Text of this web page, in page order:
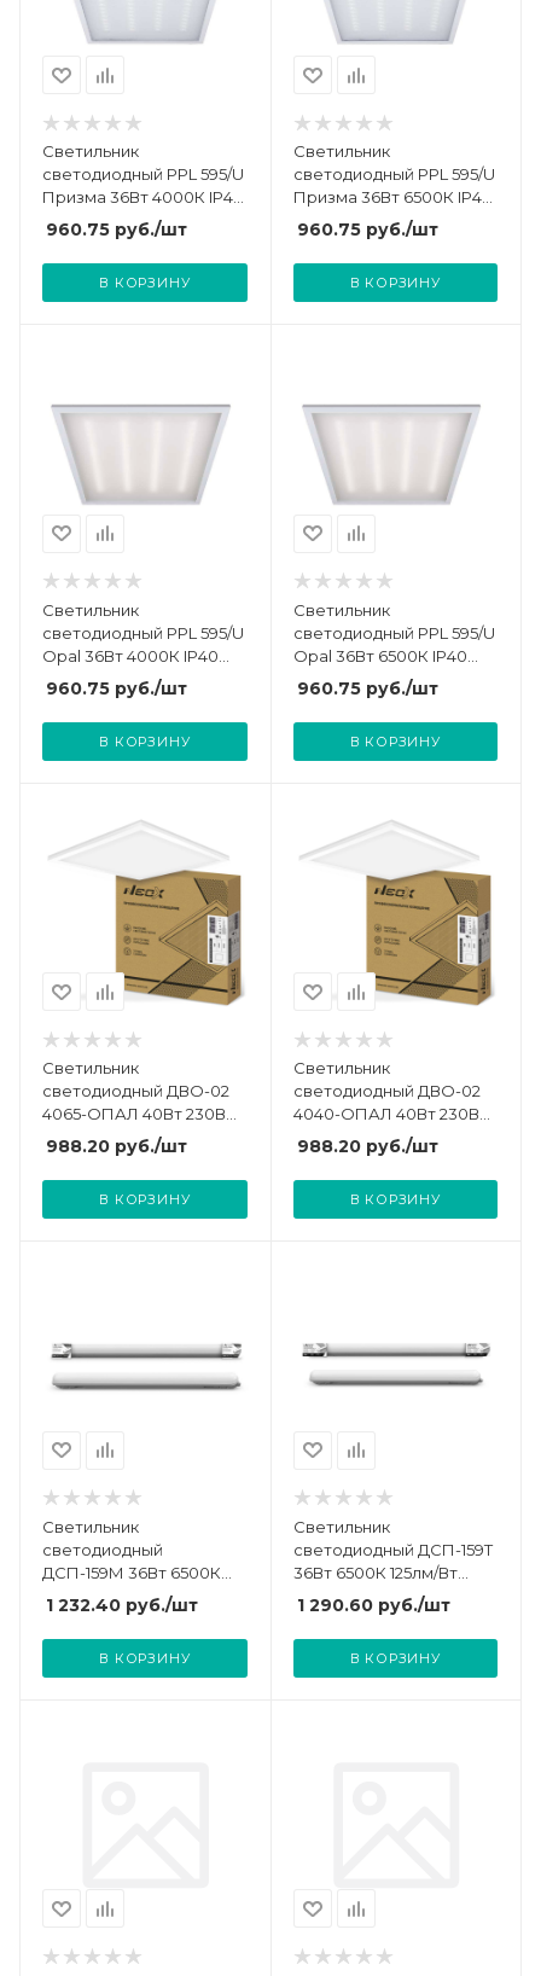
Светильник
светодиодный PPL 595/U
Призма 36Вт 4000К IP40
3600лм ДВО/ДПО
универс. рассеив. V2
негорюч. с драйвером
панель JazzWay
960.75 руб./шт
В КОРЗИНУ
Светильник
светодиодный PPL 595/U
Призма 36Вт 6500К IP40
3600лм ДВО/ДПО
универс. рассеив. V2
негорюч. с драйвером
панель JazzWay
960.75руб./шт
В КОРЗИНУ
Светильник
светодиодный PPL 595/U
Opal 36Вт 4000К IP40
595х595х19 ДВО/ДПО
универс. рассеив. V2
негорюч. с драйвером
панель JazzWay
960.75 руб./шт
В КОРЗИНУ
Светильник
светодиодный PPL 595/U
Opal 36Вт 6500К IP40
595х595х19 ДВО/ДПО
универс. рассеив. V2
негорюч. с драйвером
панель JazzWay
960.75руб./шт
В КОРЗИНУ
Светильник
светодиодный ДВО-02
4065-ОПАЛ 40Вт 230В
6500К 3600лм
595х595х25 универс.
панель NEOX
4690612038810
988.20 руб./шт
В КОРЗИНУ
Светильник
светодиодный ДВО-02
4040-ОПАЛ 40Вт 230В
4000К 3600лм
595х595х25 универс.
панель NEOX
4690612038803
988.20руб./шт
В КОРЗИНУ
Светильник
светодиодный
ДСП-159М 36Вт 6500К
IP65 105лм/Вт 3780лм
230В 1200мм
герметичный линкаб.
матов. NEOX
1 232.40 руб./шт
В КОРЗИНУ
Светильник
светодиодный ДСП-159Т
36Вт 6500К 125лм/Вт
4500лм 1200х64х60мм
IP65 герметичный
транзитный NEOX
4690612048345
1 290.60руб./шт
В КОРЗИНУ